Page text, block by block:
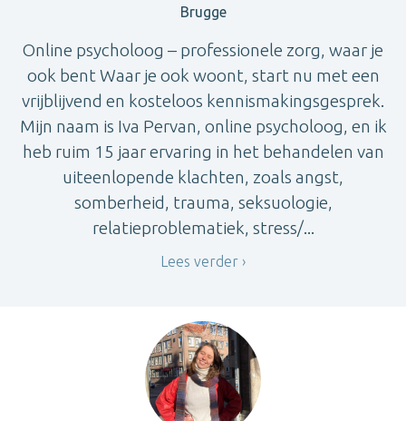
Brugge
Online psycholoog – professionele zorg, waar je
ook bent Waar je ook woont, start nu met een
vrijblijvend en kosteloos kennismakingsgesprek.
Mijn naam is Iva Pervan, online psycholoog, en ik
heb ruim 15 jaar ervaring in het behandelen van
uiteenlopende klachten, zoals angst,
somberheid, trauma, seksuologie,
relatieproblematiek, stress/...
Lees verder